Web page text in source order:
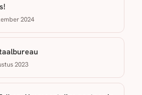
2024
2023